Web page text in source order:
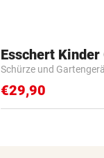
Esschert
Schürze und
€29,90